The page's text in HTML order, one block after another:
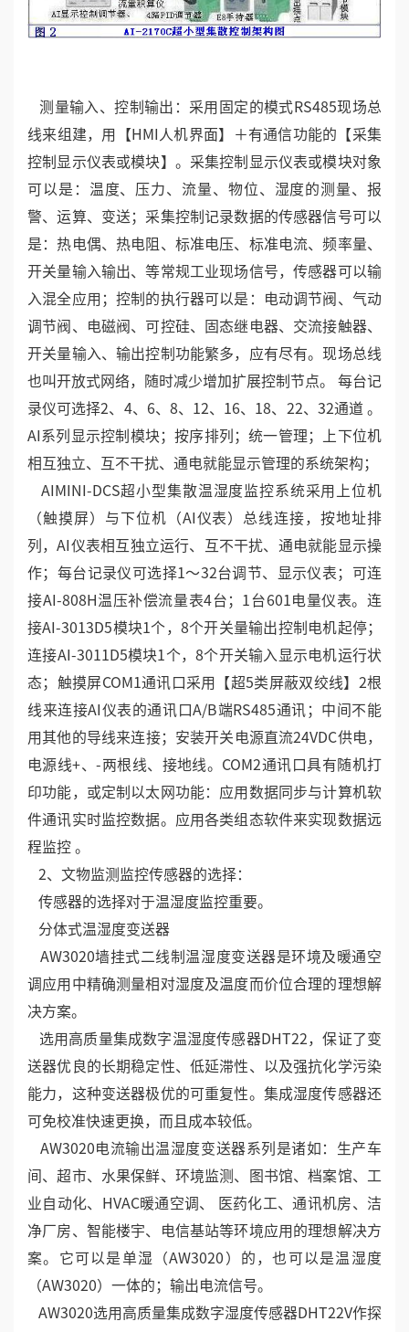
测量输入、控制输出：采用固定的模式RS485现场总
线来组建，用【HMI人机界面】＋有通信功能的【采集
控制显示仪表或模块】。采集控制显示仪表或模块对象
可以是：温度、压力、流量、物位、湿度的测量、报
警、运算、变送；采集控制记录数据的传感器信号可以
是：热电偶、热电阻、标准电压、标准电流、频率量、
开关量输入输出、等常规工业现场信号，传感器可以输
入混全应用；控制的执行器可以是：电动调节阀、气动
调节阀、电磁阀、可控硅、固态继电器、交流接触器、
开关量输入、输出控制功能繁多，应有尽有。现场总线
也叫开放式网络，随时减少增加扩展控制节点。 每台记
录仪可选择2、4、6、8、12、16、18、22、32通道 。
AI系列显示控制模块；按序排列；统一管理；上下位机
相互独立、互不干扰、通电就能显示管理的系统架构；
AIMINI-DCS超小型集散温湿度监控系统采用上位机
（触摸屏）与下位机（AI仪表）总线连接，按地址排
列，AI仪表相互独立运行、互不干扰、通电就能显示操
作；每台记录仪可选择1～32台调节、显示仪表；可连
接AI-808H温压补偿流量表4台；1台601电量仪表。连
接AI-3013D5模块1个，8个开关量输出控制电机起停；
连接AI-3011D5模块1个，8个开关输入显示电机运行状
态；触摸屏COM1通讯口采用【超5类屏蔽双绞线】2根
线来连接AI仪表的通讯口A/B端RS485通讯；中间不能
用其他的导线来连接；安装开关电源直流24VDC供电，
电源线+、-两根线、接地线。COM2通讯口具有随机打
印功能，或定制以太网功能：应用数据同步与计算机软
件通讯实时监控数据。应用各类组态软件来实现数据远
程监控 。
2、文物监测监控传感器的选择：
传感器的选择对于温湿度监控重要。
分体式温湿度变送器
AW3020墙挂式二线制温湿度变送器是环境及暖通空
调应用中精确测量相对湿度及温度而价位合理的理想解
决方案。
选用高质量集成数字温湿度传感器DHT22，保证了变
送器优良的长期稳定性、低延滞性、以及强抗化学污染
能力，这种变送器极优的可重复性。集成湿度传感器还
可免校准快速更换，而且成本较低。
AW3020电流输出温湿度变送器系列是诸如：生产车
间、超市、水果保鲜、环境监测、图书馆、档案馆、工
业自动化、HVAC暖通空调、 医药化工、通讯机房、洁
净厂房、智能楼宇、电信基站等环境应用的理想解决方
案。它可以是单湿（AW3020）的，也可以是温湿度
（AW3020）一体的；输出电流信号。
AW3020选用高质量集成数字湿度传感器DHT22V作探